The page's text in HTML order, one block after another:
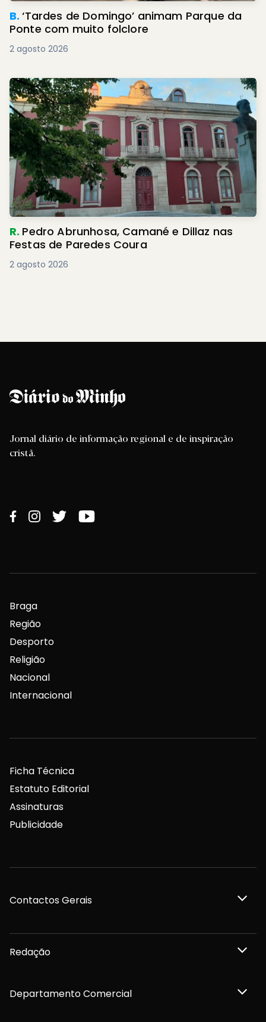
B.‘Tardes de Domingo’ animam Parque da
Ponte com muito folclore
2 agosto 2026
R. Pedro Abrunhosa, Camané e Dillaz nas
Festas de Paredes Coura
2 agosto 2026
Jornal diário de informação regional e de inspiração
cristã.
Braga
Região
Desporto
Religião
Nacional
Internacional
Ficha Técnica
Estatuto Editorial
Assinaturas
Publicidade
Contactos Gerais
Redação
Departamento Comercial